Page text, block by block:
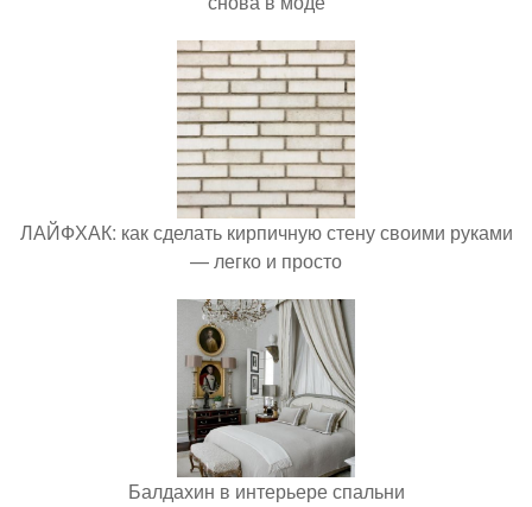
ЛАЙФХАК: как сделать кирпичную стену своими руками
— легко и просто
Балдахин в интерьере спальни